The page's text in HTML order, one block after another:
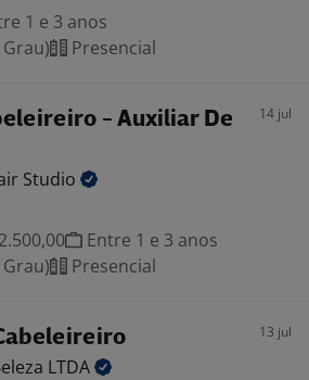
1 e 3 anos
Presencial
- Auxiliar De
14 jul
Studio
Entre 1 e 3 anos
Presencial
13 jul
LTDA